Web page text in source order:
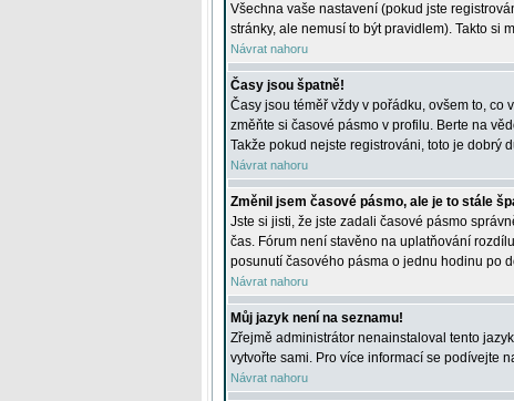
Všechna vaše nastavení (pokud jste
stránky, ale nemusí to být pravidlem). Takto si
Návrat nahoru
Časy jsou špatně!
Časy jsou téměř vždy v pořádku, ovšem to, co
změňte si časové pásmo v profilu. Berte na
Takže pokud nejste registrováni, toto je dobrý
Návrat nahoru
Změnil jsem časové pásmo, ale je to stále
Jste si jisti, že jste zadali časové pásmo
čas. Fórum není stavěno na uplatňování
posunutí časového pásma o jednu hodinu po
Návrat nahoru
Můj jazyk není na seznamu!
Zřejmě administrátor nenainstaloval tento
vytvořte sami. Pro více informací se podívejte
Návrat nahoru